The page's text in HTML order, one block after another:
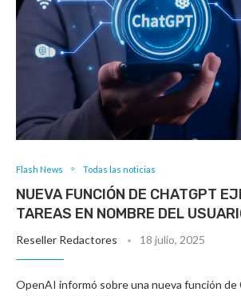
Flash News Todas las noticias
NUEVA FUNCIÓN DE CHATGPT
TAREAS EN NOMBRE DEL
Reseller Redactores 18 julio, 2025
OpenAI informó sobre una nueva función